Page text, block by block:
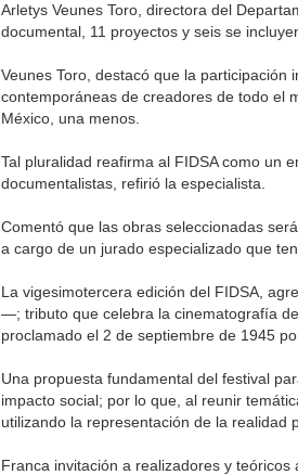
Arletys Veunes Toro, directora del
documental, 11 proyectos y seis se
Veunes Toro, destacó que la
contemporáneas de creadores de todo el
México, una menos.
Tal pluralidad reafirma al FIDSA como un
documentalistas, refirió la especialista.
Comentó que las obras seleccionadas
a cargo de un jurado especializado que
La vigesimotercera edición del FIDSA,
—; tributo que celebra la cinematografía
proclamado el 2 de septiembre de 1945
Una propuesta fundamental del festival
impacto social; por lo que, al reunir
utilizando la representación de la realidad
Franca invitación a realizadores y